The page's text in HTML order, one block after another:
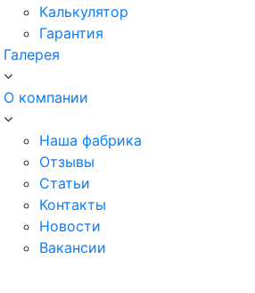
Калькулятор
Гарантия
Галерея
О компании
Наша фабрика
Отзывы
Статьи
Контакты
Новости
Вакансии